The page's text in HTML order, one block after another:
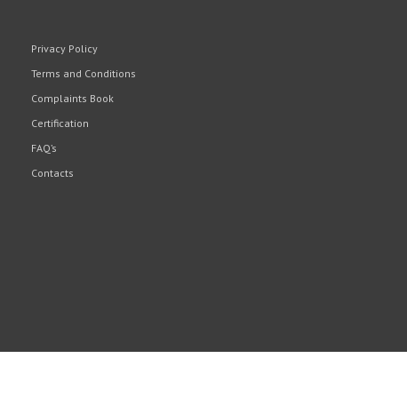
UPON REQUEST (4)
Privacy Policy
Terms and Conditions
Complaints Book
Certification
FAQ’s
Contacts